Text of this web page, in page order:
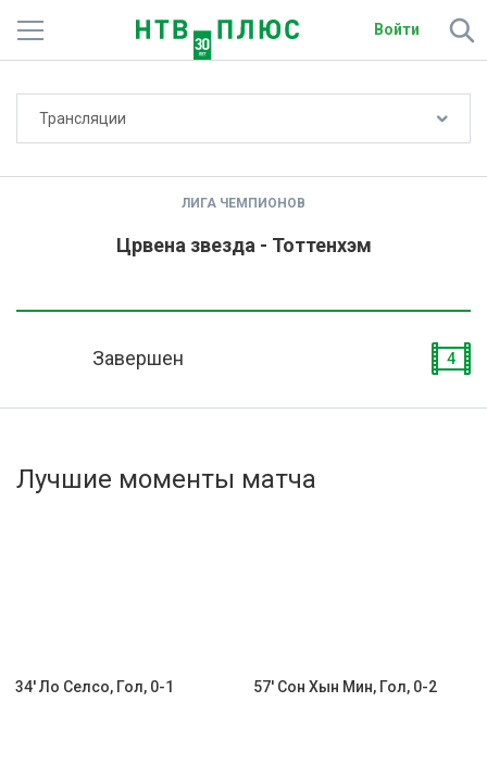
Войти
Активировать промокод
Трансляции
ЛИГА ЧЕМПИОНОВ
Црвена звезда - Тоттенхэм
Завершен 4
Лучшие моменты матча
34' Ло Селсо, Гол, 0-1 57' Сон Хын Мин, Гол, 0-2